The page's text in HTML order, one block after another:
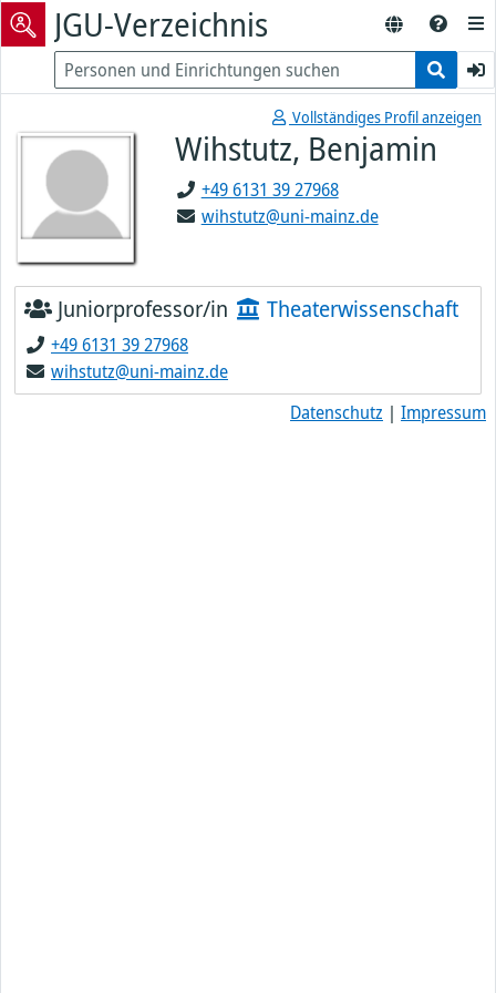
JGU-Verzeichnis
Vollständiges Profil anzeigen
Wihstutz, Benjamin
+49 6131 39 27968
wihstutz@uni-mainz.de
Juniorprofessor/in Theaterwissenschaft
+49 6131 39 27968
wihstutz@uni-mainz.de
Datenschutz | Impressum